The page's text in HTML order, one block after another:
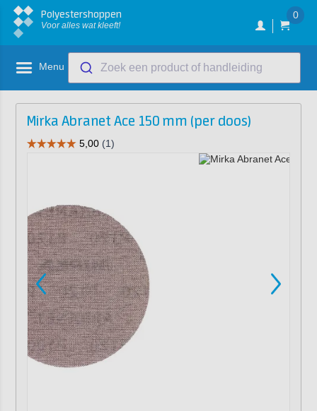
Polyestershoppen
Voor alles wat kleeft!
0
Menu Zoek een product of handleiding
Mirka Abranet Ace 150 mm (per doos)